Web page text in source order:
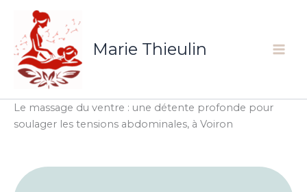
contenu
Marie Thieulin
Le massage du ventre : une détente profonde pour
soulager les tensions abdominales, à Voiron